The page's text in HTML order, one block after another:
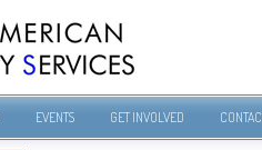
EVENTS GET INVOLVED